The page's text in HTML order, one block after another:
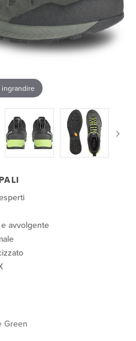
ingrandire
avvolgente
Green